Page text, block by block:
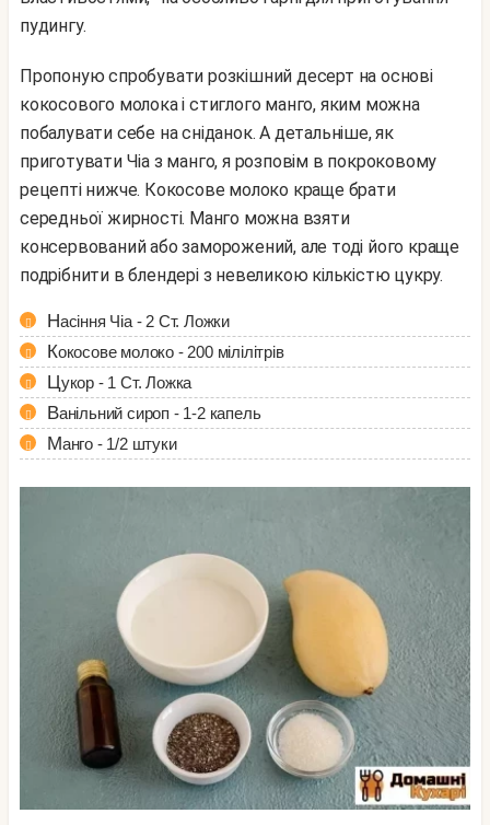
пудингу.
Пропоную спробувати розкішний десерт на основі
кокосового молока і стиглого манго, яким можна
побалувати себе на сніданок. А детальніше, як
приготувати Чіа з манго, я розповім в покроковому
рецепті нижче. Кокосове молоко краще брати
середньої жирності. Манго можна взяти
консервований або заморожений, але тоді його краще
подрібнити в блендері з невеликою кількістю цукру.
Насіння Чіа - 2 Ст. Ложки
Кокосове молоко - 200 мілілітрів
Цукор - 1 Ст. Ложка
Ванільний сироп - 1-2 капель
Манго - 1/2 штуки